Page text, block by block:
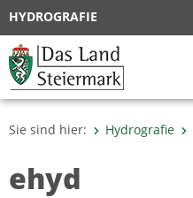
HYDROGRAFIE
Sie sind hier: Hydrografie
ehyd